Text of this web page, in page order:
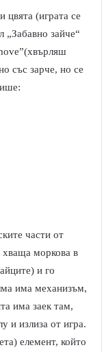
цвята (играта се
„Забавно зайче“
със зарче, но се
части от
хваща моркова в
и го
има механизъм,
има заек там,
и излиза от игра.
елемент, който